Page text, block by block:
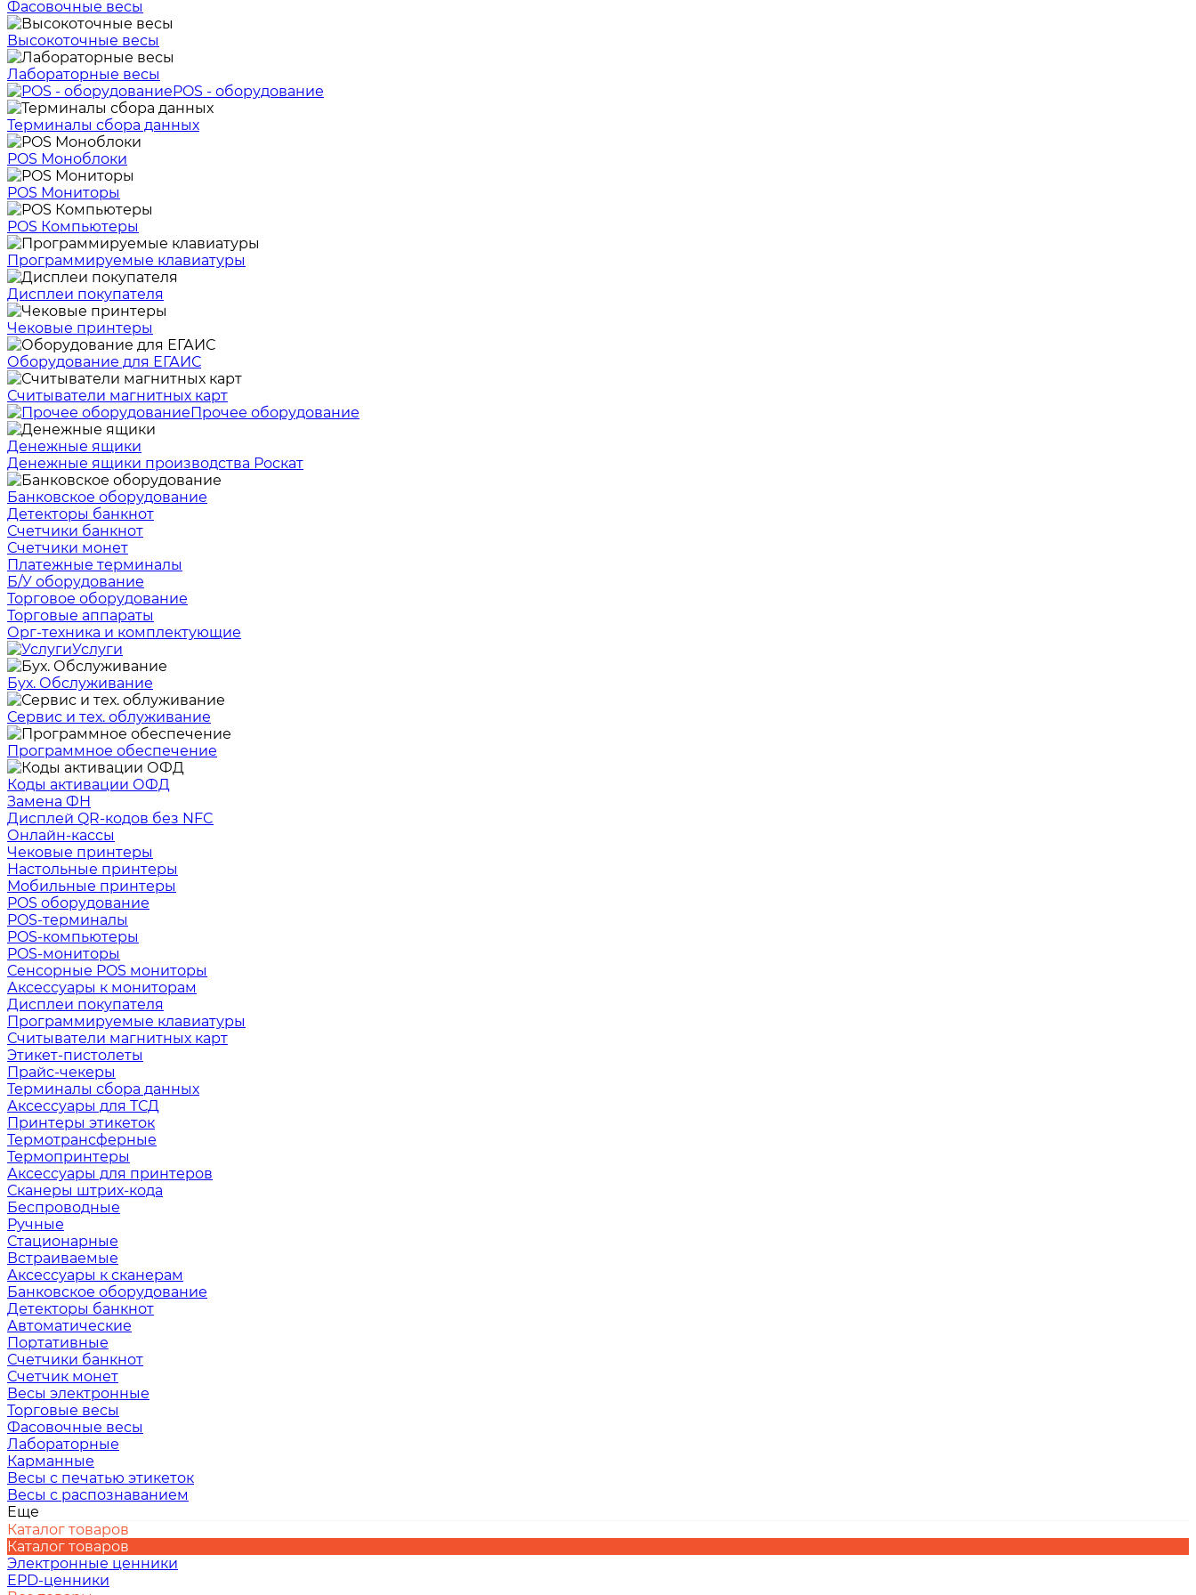
Фасовочные весы
Высокоточные весы
Лабораторные весы
POS - оборудование
Терминалы сбора данных
POS Моноблоки
POS Мониторы
POS Компьютеры
Программируемые клавиатуры
Дисплеи покупателя
Чековые принтеры
Оборудование для ЕГАИС
Считыватели магнитных карт
Прочее оборудование
Денежные ящики
Денежные ящики производства Роскат
Банковское оборудование
Детекторы банкнот
Счетчики банкнот
Счетчики монет
Платежные терминалы
Б/У оборудование
Торговое оборудование
Торговые аппараты
Орг-техника и комплектующие
Услуги
Бух. Обслуживание
Сервис и тех. облуживание
Программное обеспечение
Коды активации ОФД
Замена ФН
Дисплей QR-кодов без NFC
Онлайн-кассы
Чековые принтеры
Настольные принтеры
Мобильные принтеры
POS оборудование
POS-терминалы
POS-компьютеры
POS-мониторы
Сенсорные POS мониторы
Аксессуары к мониторам
Дисплеи покупателя
Программируемые клавиатуры
Считыватели магнитных карт
Этикет-пистолеты
Прайс-чекеры
Терминалы сбора данных
Аксессуары для ТСД
Принтеры этикеток
Термотрансферные
Термопринтеры
Аксессуары для принтеров
Сканеры штрих-кода
Беспроводные
Ручные
Стационарные
Встраиваемые
Аксессуары к сканерам
Банковское оборудование
Детекторы банкнот
Автоматические
Портативные
Счетчики банкнот
Счетчик монет
Весы электронные
Торговые весы
Фасовочные весы
Лабораторные
Карманные
Весы с печатью этикеток
Весы с распознаванием
Еще
Каталог товаров
Каталог товаров
Электронные ценники
EPD-ценники